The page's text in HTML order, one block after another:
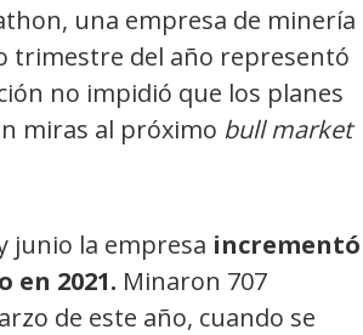
una empresa de minería
trimestre del año representó
no impidió que los planes
miras al próximo bull market
junio la empresa incrementó
en 2021. Minaron 707
de este año, cuando se